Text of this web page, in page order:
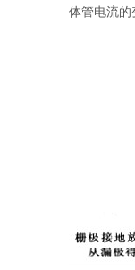
体管电流的